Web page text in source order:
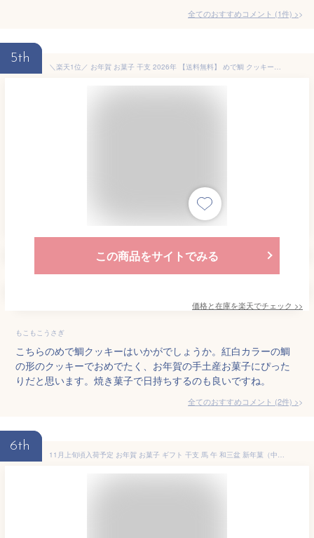
全てのおすすめコメント (1件) >
5th
＼楽天1位／ お年賀 お菓子 干支 2026年 【送料無料】 めで鯛 クッキー【10個セット】 クッキー プチギフト お菓子 お年賀 2026年 プチギフト 敬老会 プレゼント デイサービス プチギフト クッキー 3000円 人気
この商品をサイトでみる
価格と在庫を楽天でチェック >>
もこもこうさぎ
こちらのめで鯛クッキーはいかがでしょうか。紅白カラーの鯛
の形のクッキーでおめでたく、お年賀の手土産お菓子にぴった
りだと思います。焼き菓子で日持ちするのも良いですね。
全てのおすすめコメント (2件) >
6th
11月上旬頃入荷予定 お年賀 お菓子 ギフト 干支 馬 午 和三盆 新年菓（中） 和三盆糖 さぬき和三盆 干菓子 ばいこう堂 和菓子 おみやげ 詰め合わせ お茶請け